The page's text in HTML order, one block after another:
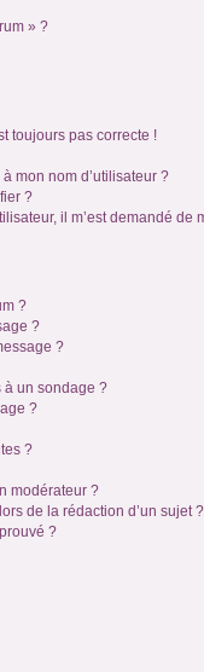
» ?
toujours pas correcte !
mon nom d’utilisateur ?
?
il m’est demandé de
?
?
?
à un sondage ?
?
?
modérateur ?
de la rédaction d’un sujet ?
?